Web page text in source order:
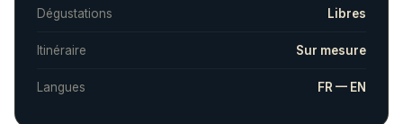
Dégustations Libres
Itinéraire Sur mesure
Langues FR — EN